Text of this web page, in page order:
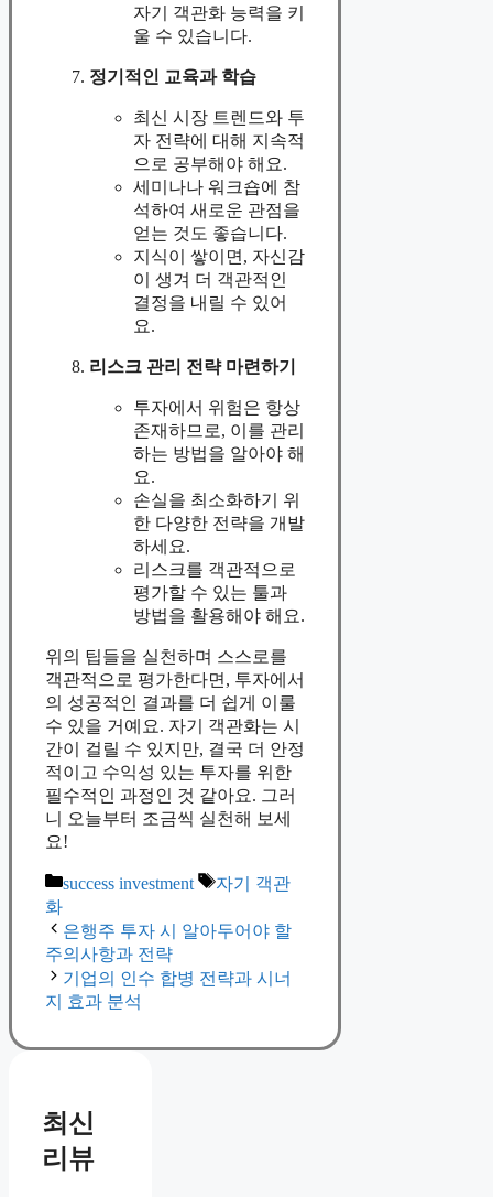
자기 객관화 능력을 키
울 수 있습니다.
정기적인 교육과 학습
최신 시장 트렌드와 투
자 전략에 대해 지속적
으로 공부해야 해요.
세미나나 워크숍에 참
석하여 새로운 관점을
얻는 것도 좋습니다.
지식이 쌓이면, 자신감
이 생겨 더 객관적인
결정을 내릴 수 있어
요.
리스크 관리 전략 마련하기
투자에서 위험은 항상
존재하므로, 이를 관리
하는 방법을 알아야 해
요.
손실을 최소화하기 위
한 다양한 전략을 개발
하세요.
리스크를 객관적으로
평가할 수 있는 툴과
방법을 활용해야 해요.
위의 팁들을 실천하며 스스로를
객관적으로 평가한다면, 투자에서
의 성공적인 결과를 더 쉽게 이룰
수 있을 거예요. 자기 객관화는 시
간이 걸릴 수 있지만, 결국 더 안정
적이고 수익성 있는 투자를 위한
필수적인 과정인 것 같아요. 그러
니 오늘부터 조금씩 실천해 보세
요!
Categories
success investment Tags
자기 객관
화
은행주 투자 시 알아두어야 할
주의사항과 전략
기업의 인수 합병 전략과 시너
지 효과 분석
최신
리뷰